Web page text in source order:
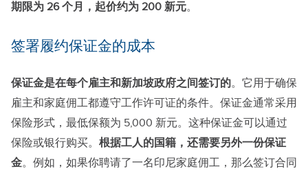
期限为 26 个月，起价约为 200 新元。
签署履约保证金的成本
保证金是在每个雇主和新加坡政府之间签订的。它用于确保
雇主和家庭佣工都遵守工作许可证的条件。保证金通常采用
保险形式，最低保额为 5,000 新元。这种保证金可以通过
保险或银行购买。 根据工人的国籍，还需要另外一份保证
金。例如，如果你聘请了一名印尼家庭佣工，那么签订合同